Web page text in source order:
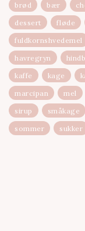
brød
bær
dessert
fløde
fuldkornshvedemel
havregryn
kaffe
kage
marcipan
mel
sirup
småkage
sommer
sukker